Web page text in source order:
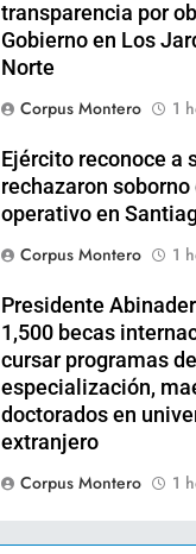
transparencia por
Gobierno en Los
Norte
Corpus Montero
1
Ejército reconoce a
rechazaron soborno
operativo en
Corpus Montero
1
Presidente
1,500 becas
cursar programas de
especialización,
doctorados en
extranjero
Corpus Montero
1